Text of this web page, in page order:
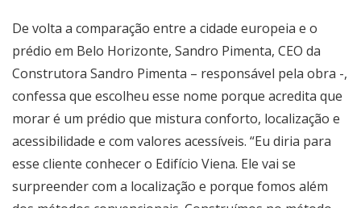
De volta a comparação entre a cidade europeia e o
prédio em Belo Horizonte, Sandro Pimenta, CEO da
Construtora Sandro Pimenta – responsável pela obra -,
confessa que escolheu esse nome porque acredita que
morar é um prédio que mistura conforto, localização e
acessibilidade e com valores acessíveis. “Eu diria para
esse cliente conhecer o Edifício Viena. Ele vai se
surpreender com a localização e porque fomos além